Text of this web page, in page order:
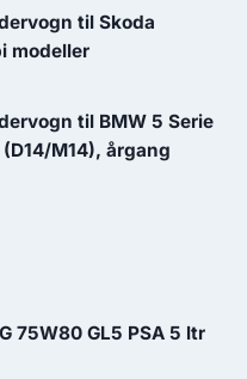
til Skoda
modeller
til BMW 5 Serie
M14), årgang
75W80 GL5 PSA 5 ltr